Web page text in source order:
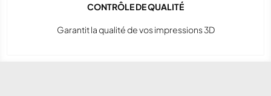
CONTRÔLE DE QUALITÉ
Garantit la qualité de vos impressions 3D